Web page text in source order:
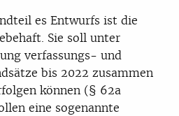
es Entwurfs ist die
Sie soll unter
verfassungs- und
bis 2022 zusammen
können (§ 62a
eine sogenannte